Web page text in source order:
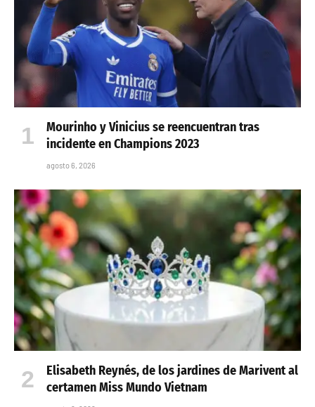
Mourinho y Vinicius se reencuentran tras
incidente en Champions 2023
agosto 6, 2026
Elisabeth Reynés, de los jardines de Marivent al
certamen Miss Mundo Vietnam